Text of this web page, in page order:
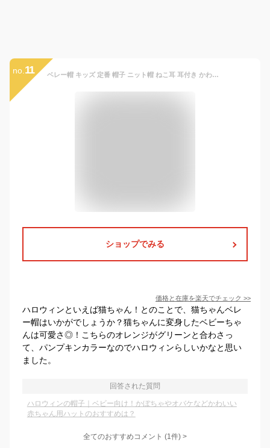
no. 11 ベレー帽 キッズ 定番 帽子 ニット帽 ねこ耳 耳付き かわいい 可愛い カジュアル おしゃれ オシャレ 女の子 男の子 秋 冬 暖かい 防寒 お出かけ 子供 子ども ベビー 幼児 園児 ギフト
ショップでみる
価格と在庫を楽天でチェック >>
ハロウィンといえば猫ちゃん！とのことで、猫ちゃんベレ
ー帽はいかがでしょうか？猫ちゃんに変身したベビーちゃ
んは可愛さ◎！こちらのオレンジがグリーンと合わさっ
て、パンプキンカラーなのでハロウィンらしいかなと思い
ました。
回答された質問
ハロウィンの帽子｜ベビー向け！かぼちゃやオバケなどかわいい
赤ちゃん用ハットのおすすめは？
全てのおすすめコメント (1件) >